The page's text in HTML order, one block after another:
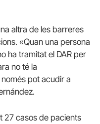
altra de les barreres
«Quan una persona
ha tramitat el DAR per
no té la
pot acudir a
27 casos de pacients